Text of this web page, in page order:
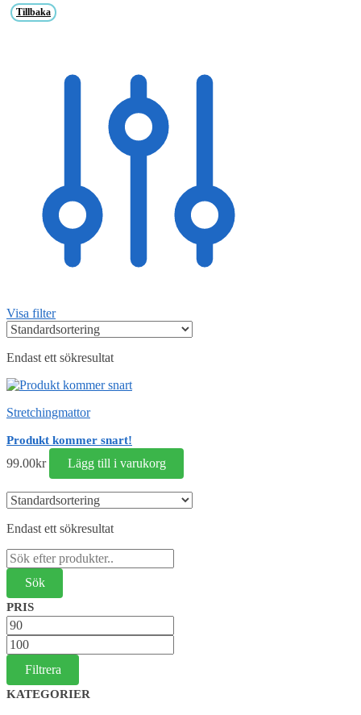
Tillbaka
Visa filter
Endast ett sökresultat
Stretchingmattor
Produkt kommer snart!
99.00kr Lägg till i varukorg
Endast ett sökresultat
Sök
efter:
PRIS
Min
pris
Max
pris
Filtrera
KATEGORIER